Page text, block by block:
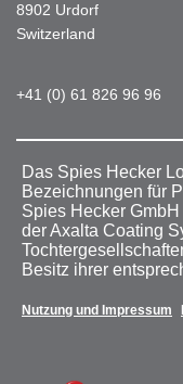
8902 Urdorf
Switzerland
+41 (0) 61 826 96 96
Das Spies Hecker
Bezeichnungen für
Spies Hecker
der Axalta Coating
Besitz ihrer
Nutzung und Impressum